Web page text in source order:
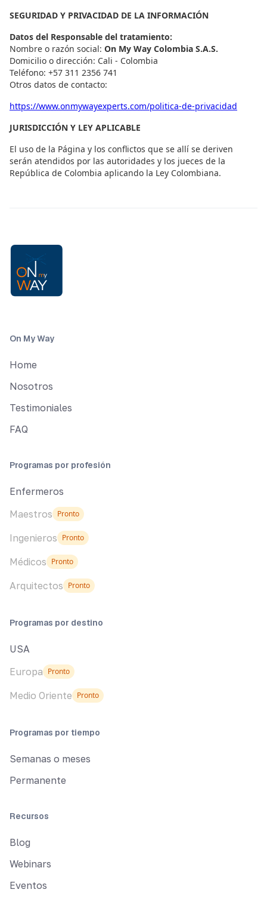
SEGURIDAD Y PRIVACIDAD DE LA INFORMACIÓN
Datos del Responsable del tratamiento:
Nombre o razón social: On My Way Colombia S.A.S.
Domicilio o dirección: Cali - Colombia
Teléfono: +57 311 2356 741
Otros datos de contacto:
https://www.onmywayexperts.com/politica-de-privacidad
JURISDICCIÓN Y LEY APLICABLE
El uso de la Página y los conflictos que se allí se deriven
serán atendidos por las autoridades y los jueces de la
República de Colombia aplicando la Ley Colombiana.
On My Way
Home
Nosotros
Testimoniales
FAQ
Programas por profesión
Enfermeros
Maestros Pronto
Ingenieros Pronto
Médicos Pronto
Arquitectos Pronto
Programas por destino
USA
Europa Pronto
Medio Oriente Pronto
Programas por tiempo
Semanas o meses
Permanente
Recursos
Blog
Webinars
Eventos